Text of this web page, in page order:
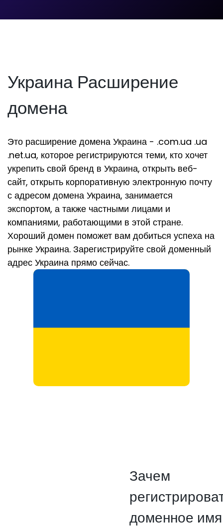
Украина Расширение
домена
Это расширение домена Украина - .com.ua .ua
.net.ua, которое регистрируются теми, кто хочет
укрепить свой бренд в Украина, открыть веб-
сайт, открыть корпоративную электронную почту
с адресом домена Украина, занимается
экспортом, а также частными лицами и
компаниями, работающими в этой стране.
Хороший домен поможет вам добиться успеха на
рынке Украина. Зарегистрируйте свой доменный
адрес Украина прямо сейчас.
Зачем
доменное